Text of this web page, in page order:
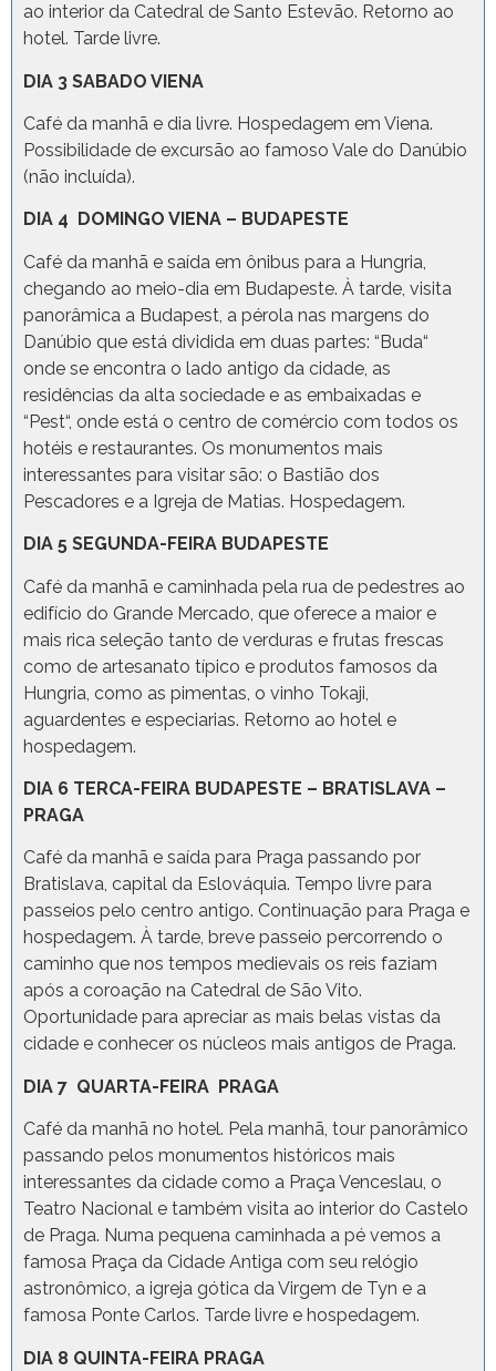
ao interior da Catedral de Santo Estevão. Retorno ao
hotel. Tarde livre.
DIA 3 SABADO VIENA
Café da manhã e dia livre. Hospedagem em Viena.
Possibilidade de excursão ao famoso Vale do Danúbio
(não incluída).
DIA 4 DOMINGO VIENA – BUDAPESTE
Café da manhã e saída em ônibus para a Hungria,
chegando ao meio-dia em Budapeste. À tarde, visita
panorâmica a Budapest, a pérola nas margens do
Danúbio que está dividida em duas partes: “Buda“
onde se encontra o lado antigo da cidade, as
residências da alta sociedade e as embaixadas e
“Pest“, onde está o centro de comércio com todos os
hotéis e restaurantes. Os monumentos mais
interessantes para visitar são: o Bastião dos
Pescadores e a Igreja de Matias. Hospedagem.
DIA 5 SEGUNDA-FEIRA BUDAPESTE
Café da manhã e caminhada pela rua de pedestres ao
edifício do Grande Mercado, que oferece a maior e
mais rica seleção tanto de verduras e frutas frescas
como de artesanato típico e produtos famosos da
Hungria, como as pimentas, o vinho Tokaji,
aguardentes e especiarias. Retorno ao hotel e
hospedagem.
DIA 6 TERCA-FEIRA BUDAPESTE – BRATISLAVA –
PRAGA
Café da manhã e saída para Praga passando por
Bratislava, capital da Eslováquia. Tempo livre para
passeios pelo centro antigo. Continuação para Praga e
hospedagem. À tarde, breve passeio percorrendo o
caminho que nos tempos medievais os reis faziam
após a coroação na Catedral de São Vito.
Oportunidade para apreciar as mais belas vistas da
cidade e conhecer os núcleos mais antigos de Praga.
DIA 7 QUARTA-FEIRA PRAGA
Café da manhã no hotel. Pela manhã, tour panorâmico
passando pelos monumentos históricos mais
interessantes da cidade como a Praça Venceslau, o
Teatro Nacional e também visita ao interior do Castelo
de Praga. Numa pequena caminhada a pé vemos a
famosa Praça da Cidade Antiga com seu relógio
astronômico, a igreja gótica da Virgem de Tyn e a
famosa Ponte Carlos. Tarde livre e hospedagem.
DIA 8 QUINTA-FEIRA PRAGA